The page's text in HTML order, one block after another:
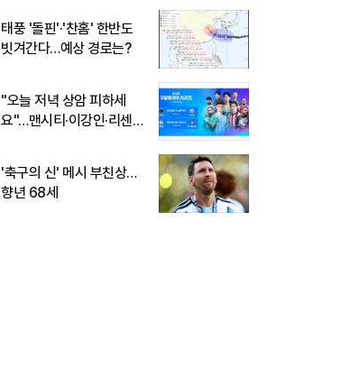
태풍 '돌핀'·'찬홈' 한반도
빗겨간다…예상 경로는?
"오늘 저녁 상암 피하세
요"…맨시티·이강인·리센느
'축구의 신' 메시 부친상…
향년 68세